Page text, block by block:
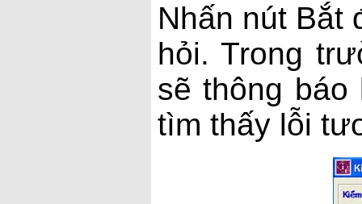
Nhấn nút Bắt
hỏi. Trong
sẽ thông
tìm thấy lỗi